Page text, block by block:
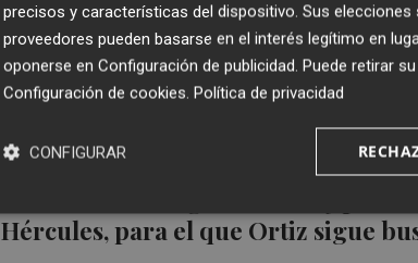
de la disolución y ahora paga al día
Hércules, para el que Ortiz sigue
precisos y características del dispositivo. Sus
proveedores pueden basarse en el interés legítimo en
oponerse en Configuración de publicidad. Puede retirar
Configuración de cookies. Política de privacidad
CONFIGURAR